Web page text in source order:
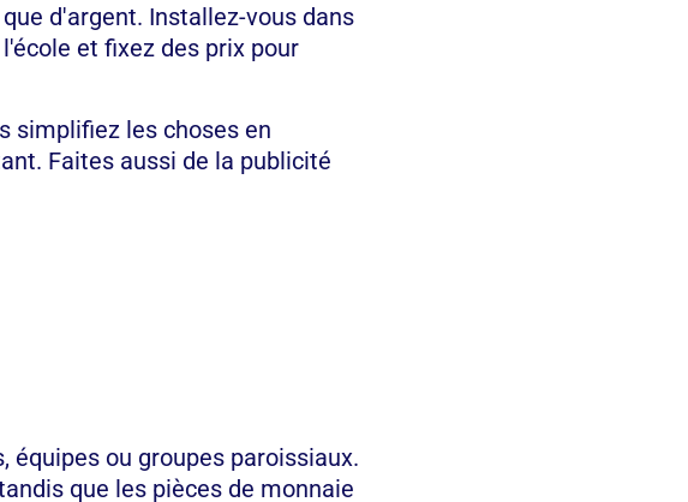
d'argent. Installez-vous dans
et fixez des prix pour
simplifiez les choses en
Faites aussi de la publicité
ou groupes paroissiaux.
que les pièces de monnaie